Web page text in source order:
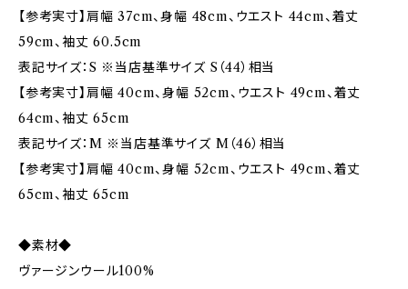
【参考実寸】肩幅 37cm、身幅 48cm、ウエスト 44cm、着丈
59cm、袖丈 60.5cm
表記サイズ：S ※当店基準サイズ S（44）相当
【参考実寸】肩幅 40cm、身幅 52cm、ウエスト 49cm、着丈
64cm、袖丈 65cm
表記サイズ：M ※当店基準サイズ M（46）相当
【参考実寸】肩幅 40cm、身幅 52cm、ウエスト 49cm、着丈
65cm、袖丈 65cm
◆素材◆
ヴァージンウール100%